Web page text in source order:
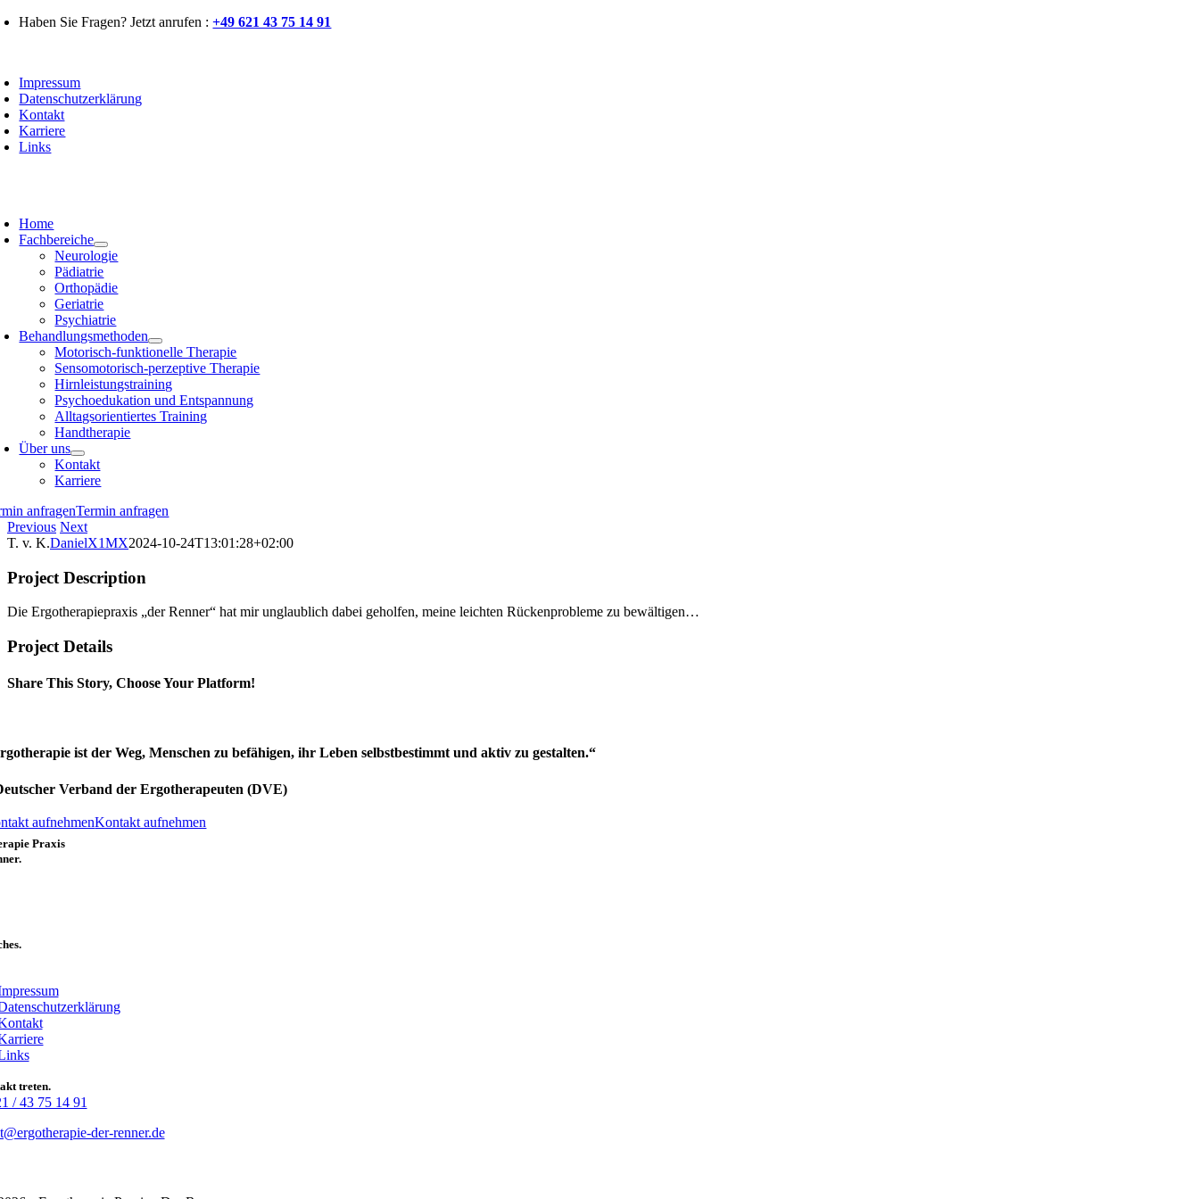
ZumHaben Sie Fragen? Jetzt anrufen :+49 621 43 75 14 91
Impressum
Datenschutzerklärung
Kontakt
Karriere
Links
Home
Fachbereiche
Neurologie
Pädiatrie
Orthopädie
Geriatrie
Psychiatrie
Behandlungsmethoden
Motorisch-funktionelle Therapie
Sensomotorisch-perzeptive Therapie
Hirnleistungstraining
Psychoedukation und Entspannung
Alltagsorientiertes Training
Handtherapie
Über uns
Kontakt
Karriere
anfragenTermin anfragen
Previous Next
T. v. K.DanielX1MX2024-10-24T13:01:28+02:00
Project Description
Die Ergotherapiepraxis „der Renner“ hat mir unglaublich dabei geholfen, meine leichten Rückenprobleme zu bewältigen…
Project Details
Share This Story, Choose Your Platform!
ist der Weg, Menschen zu befähigen, ihr Leben selbstbestimmt und aktiv zu gestalten.“
Verband der Ergotherapeuten (DVE)
aufnehmenKontakt aufnehmen
Praxis
treten.
/ 43 75 14 91
der-renner.de